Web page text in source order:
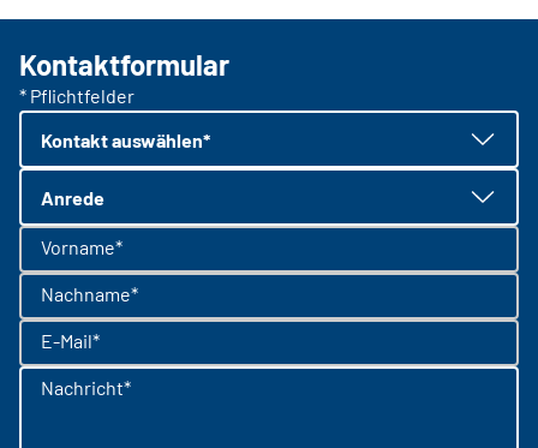
Kontaktformular
* Pflichtfelder
Kontakt auswählen*
Anrede
Vorname*
Nachname*
E-Mail*
Nachricht*